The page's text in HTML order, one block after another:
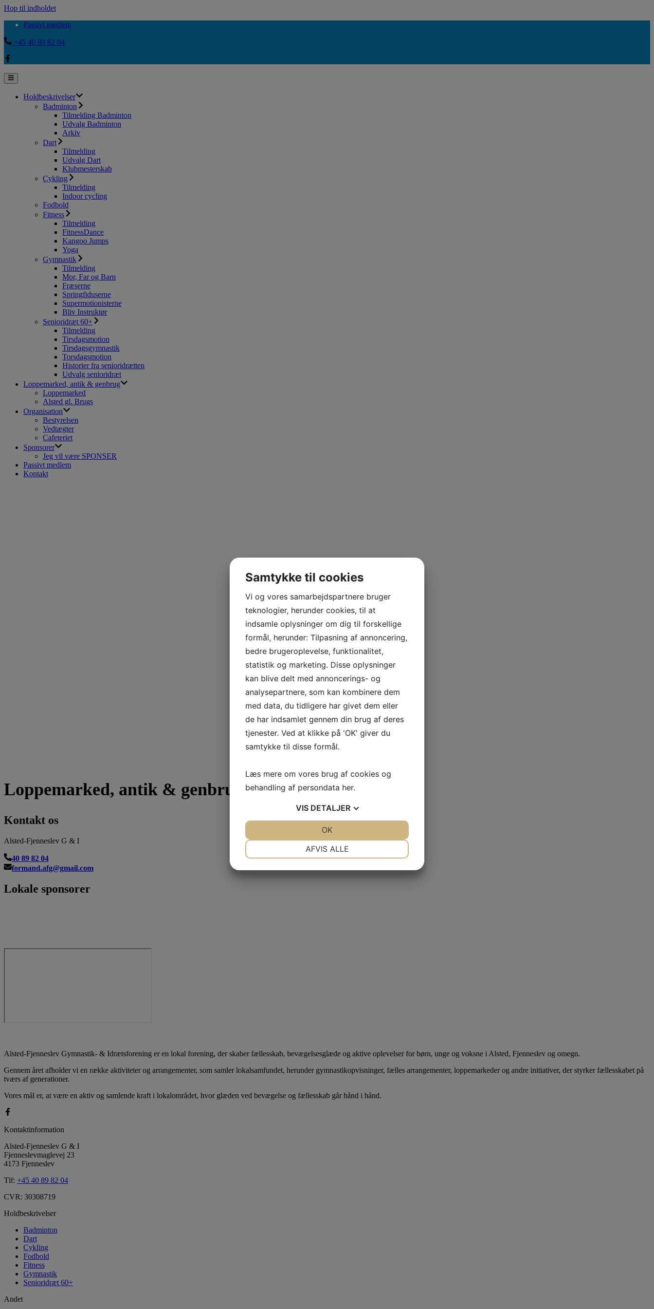
Hop til indholdet
Passivt medlem
+45 40 89 82 04
Holdbeskrivelser
Badminton
Tilmelding Badminton
Udvalg Badminton
Arkiv
Dart
Tilmelding
Udvalg Dart
Klubmesterskab
Cykling
Tilmelding
Indoor cycling
Fodbold
Fitness
Tilmelding
FitnessDance
Kangoo Jumps
Yoga
Gymnastik
Tilmelding
Mor, Far og Barn
Fræserne
Springfiduserne
Supermotionisterne
Bliv Instruktør
Senioridræt 60+
Tilmelding
Tirsdagsmotion
Tirsdagsgymnastik
Torsdagsmotion
Historier fra senioridrætten
Udvalg senioridræt
Loppemarked, antik & genbrug
Loppemarked
Alsted gl. Brugs
Organisation
Bestyrelsen
Vedtægter
Cafeteriet
Sponsorer
Jeg vil være SPONSER
Passivt medlem
Kontakt
Loppemarked, antik & genbrug
Kontakt os
Alsted-Fjenneslev G & I
40 89 82 04
formand.afg@gmail.com
Lokale sponsorer
Alsted-Fjenneslev Gymnastik- & Idrætsforening er en lokal forening, der skaber fællesskab, bevægelsesglæde og aktive oplevelser for børn, unge og voksne i Alsted, Fjenneslev og omegn.
Gennem året afholder vi en række aktiviteter og arrangementer, som samler lokalsamfundet, herunder gymnastikopvisninger, fælles arrangementer, loppemarkeder og andre initiativer, der styrker fællesskabet på
tværs af generationer.
Vores mål er, at være en aktiv og samlende kraft i lokalområdet, hvor glæden ved bevægelse og fællesskab går hånd i hånd.
Kontaktinformation
Alsted-Fjenneslev G & I
Fjenneslevmaglevej 23
4173 Fjenneslev
Tlf: +45 40 89 82 04
CVR: 30308719
Holdbeskrivelser
Badminton
Dart
Cykling
Fodbold
Fitness
Gymnastik
Senioridræt 60+
Andet
Samtykke til cookies
Vi og vores samarbejdspartnere bruger
teknologier, herunder cookies, til at
indsamle oplysninger om dig til forskellige
formål, herunder: Tilpasning af annoncering,
bedre brugeroplevelse, funktionalitet,
statistik og marketing. Disse oplysninger
kan blive delt med annoncerings- og
analysepartnere, som kan kombinere dem
med data, du tidligere har givet dem eller
de har indsamlet gennem din brug af deres
tjenester. Ved at klikke på 'OK' giver du
samtykke til disse formål.
Læs mere om vores brug af cookies og
behandling af persondata her.
VIS DETALJER
AFVIS ALLE
OK